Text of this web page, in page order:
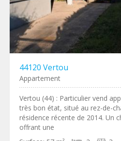
44120 Vertou
Appartement
Vertou (44) : Particulier vend
très bon état, situé au rez-de-
résidence récente de 2014. Un
offrant une